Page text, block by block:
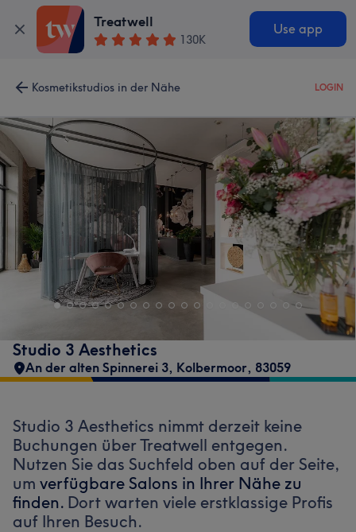
Treatwell
130K
Use app
Kosmetikstudios in der Nähe LOGIN
Studio 3 Aesthetics
An der alten Spinnerei 3, Kolbermoor, 83059
Studio 3 Aesthetics nimmt derzeit keine
Buchungen über Treatwell entgegen.
Nutzen Sie das Suchfeld oben auf der Seite,
um verfügbare Salons in Ihrer Nähe zu
finden. Dort warten viele erstklassige Profis
auf Ihren Besuch.